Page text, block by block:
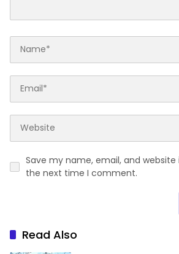
Save my name, email, and
the next time I comment.
Read Also